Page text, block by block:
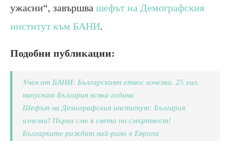
ужасни“, завършва шефът на Демографския
институт към БАНИ.
Подобни публикации:
Учен от БАНИ: Българският етнос изчезва. 25 хил.
напускат България всяка година
Шефът на Демографския институт: България
изчезва! Първи сме в света по смъртност!
Българките раждат най-рано в Европа